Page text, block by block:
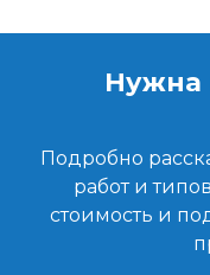
Нужна
Подробно
работ и
стоимость и